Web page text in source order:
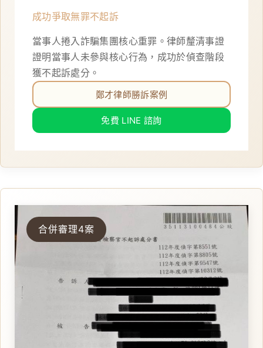
成功爭取無罪不起訴
當事人捲入詐騙集團核心重罪。律師釐清事證
證明當事人未參與核心行為，成功於偵查階段
獲不起訴處分。
鄭才律師勝訴案例
免費 LINE 諮詢
合併審理4案